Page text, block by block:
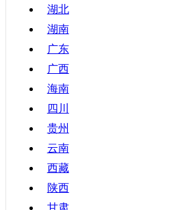
湖北
湖南
广东
广西
海南
四川
贵州
云南
西藏
陕西
甘肃